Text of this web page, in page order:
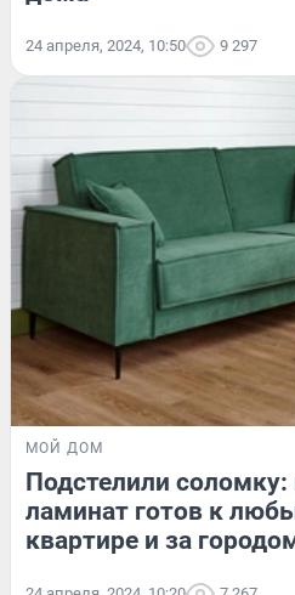
24 апреля, 2024, 10:50 9 297
МОЙ ДОМ
Подстелили
ламинат готов к
квартире и за